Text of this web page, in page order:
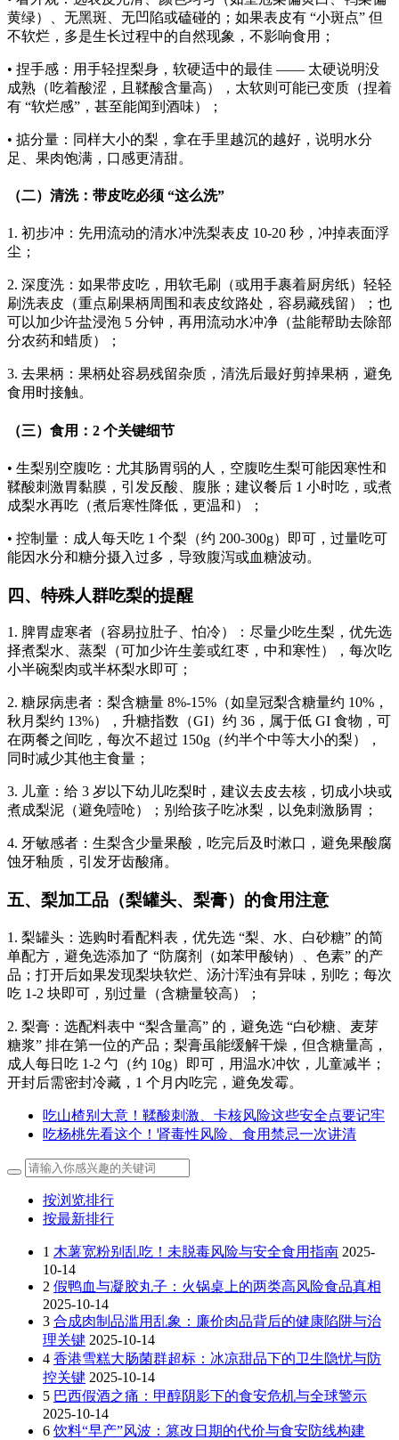
黄绿）、无黑斑、无凹陷或磕碰的；如果表皮有 “小斑点” 但
不软烂，多是生长过程中的自然现象，不影响食用；
• 捏手感：用手轻捏梨身，软硬适中的最佳 —— 太硬说明没
成熟（吃着酸涩，且鞣酸含量高），太软则可能已变质（捏着
有 “软烂感”，甚至能闻到酒味）；
• 掂分量：同样大小的梨，拿在手里越沉的越好，说明水分
足、果肉饱满，口感更清甜。
（二）清洗：带皮吃必须 “这么洗”
1. 初步冲：先用流动的清水冲洗梨表皮 10-20 秒，冲掉表面浮
尘；
2. 深度洗：如果带皮吃，用软毛刷（或用手裹着厨房纸）轻轻
刷洗表皮（重点刷果柄周围和表皮纹路处，容易藏残留）；也
可以加少许盐浸泡 5 分钟，再用流动水冲净（盐能帮助去除部
分农药和蜡质）；
3. 去果柄：果柄处容易残留杂质，清洗后最好剪掉果柄，避免
食用时接触。
（三）食用：2 个关键细节
• 生梨别空腹吃：尤其肠胃弱的人，空腹吃生梨可能因寒性和
鞣酸刺激胃黏膜，引发反酸、腹胀；建议餐后 1 小时吃，或煮
成梨水再吃（煮后寒性降低，更温和）；
• 控制量：成人每天吃 1 个梨（约 200-300g）即可，过量吃可
能因水分和糖分摄入过多，导致腹泻或血糖波动。
四、特殊人群吃梨的提醒
1. 脾胃虚寒者（容易拉肚子、怕冷）：尽量少吃生梨，优先选
择煮梨水、蒸梨（可加少许生姜或红枣，中和寒性），每次吃
小半碗梨肉或半杯梨水即可；
2. 糖尿病患者：梨含糖量 8%-15%（如皇冠梨含糖量约 10%，
秋月梨约 13%），升糖指数（GI）约 36，属于低 GI 食物，可
在两餐之间吃，每次不超过 150g（约半个中等大小的梨），
同时减少其他主食量；
3. 儿童：给 3 岁以下幼儿吃梨时，建议去皮去核，切成小块或
煮成梨泥（避免噎呛）；别给孩子吃冰梨，以免刺激肠胃；
4. 牙敏感者：生梨含少量果酸，吃完后及时漱口，避免果酸腐
蚀牙釉质，引发牙齿酸痛。
五、梨加工品（梨罐头、梨膏）的食用注意
1. 梨罐头：选购时看配料表，优先选 “梨、水、白砂糖” 的简
单配方，避免选添加了 “防腐剂（如苯甲酸钠）、色素” 的产
品；打开后如果发现梨块软烂、汤汁浑浊有异味，别吃；每次
吃 1-2 块即可，别过量（含糖量较高）；
2. 梨膏：选配料表中 “梨含量高” 的，避免选 “白砂糖、麦芽
糖浆” 排在第一位的产品；梨膏虽能缓解干燥，但含糖量高，
成人每日吃 1-2 勺（约 10g）即可，用温水冲饮，儿童减半；
开封后需密封冷藏，1 个月内吃完，避免发霉。
吃山楂别大意！鞣酸刺激、卡核风险这些安全点要记牢
吃杨桃先看这个！肾毒性风险、食用禁忌一次讲清
按浏览排行
按最新排行
1 木薯宽粉别乱吃！未脱毒风险与安全食用指南 2025-
10-14
2 假鸭血与凝胶丸子：火锅桌上的两类高风险食品真相
2025-10-14
3 合成肉制品滥用乱象：廉价肉品背后的健康陷阱与治
理关键 2025-10-14
4 香港雪糕大肠菌群超标：冰凉甜品下的卫生隐忧与防
控关键 2025-10-14
5 巴西假酒之痛：甲醇阴影下的食安危机与全球警示
2025-10-14
6 饮料“早产”风波：篡改日期的代价与食安防线构建